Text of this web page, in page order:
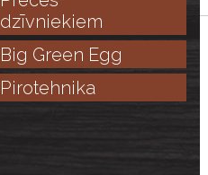
dzīvniekiem
Big Green Egg
Pirotehnika